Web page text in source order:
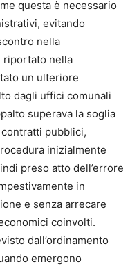
questa è necessario
evitando
nella
riportato nella
un ulteriore
dagli uffici comunali
superava la soglia
pubblici,
inizialmente
preso atto dell’errore
in
e senza arrecare
coinvolti.
dall’ordinamento
emergono